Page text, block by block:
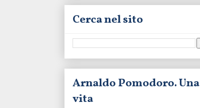
Cerca nel sito
Arnaldo Pomodoro. Una
vita